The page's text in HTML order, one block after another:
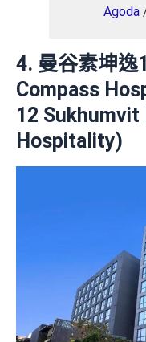
Agoda
4. 曼谷素坤逸
Compass
12 Sukhumvit
Hospitality)